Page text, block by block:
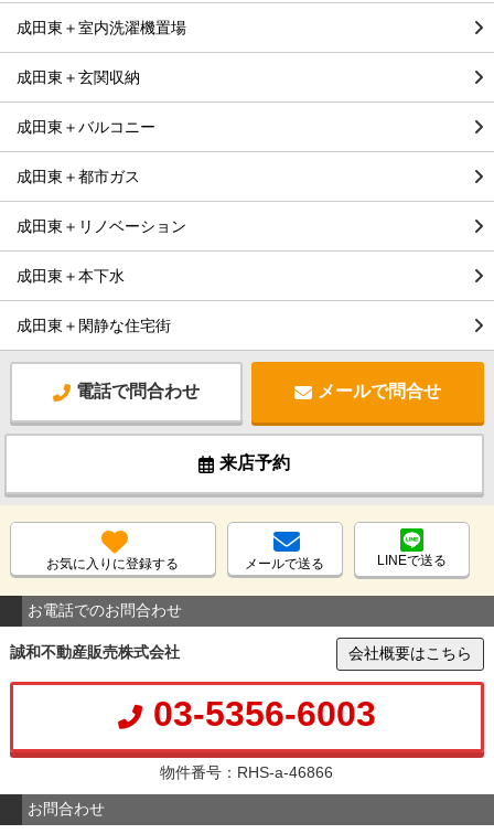
成田東＋室内洗濯機置場
成田東＋玄関収納
成田東＋バルコニー
成田東＋都市ガス
成田東＋リノベーション
成田東＋本下水
成田東＋閑静な住宅街
電話で問合わせ メールで問合せ
来店予約
お気に入りに登録する メールで送る LINEで送る
お電話でのお問合わせ
誠和不動産販売株式会社 会社概要はこちら
03-5356-6003
物件番号：RHS-a-46866
お問合わせ